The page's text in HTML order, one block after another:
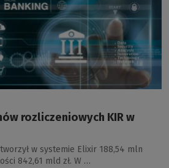
rozliczeniowych KIR w
w systemie Elixir 188,54 mln
842,61 mld zł. W …